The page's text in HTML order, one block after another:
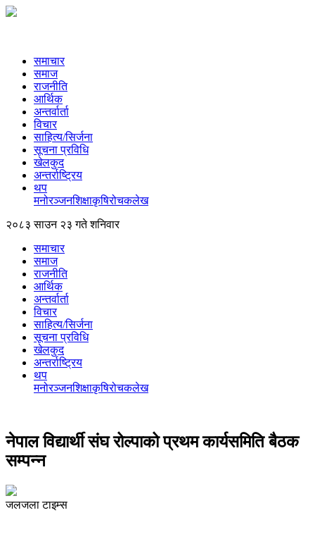
समाचार
समाज
राजनीति
आर्थिक
अन्तर्वार्ता
विचार
साहित्य/सिर्जना
सूचना प्रविधि
खेलकुद
अन्तर्राष्ट्रिय
थप
मनोरञ्‍जनशिक्षाकृषिरोचकलेख
२०८३ साउन २३ गते शनिवार
समाचार
समाज
राजनीति
आर्थिक
अन्तर्वार्ता
विचार
साहित्य/सिर्जना
सूचना प्रविधि
खेलकुद
अन्तर्राष्ट्रिय
थप
मनोरञ्‍जनशिक्षाकृषिरोचकलेख
नेपाल विद्यार्थी संघ रोल्पाको प्रथम कार्यसमिति बैठक
सम्पन्न
जलजला टाइम्स